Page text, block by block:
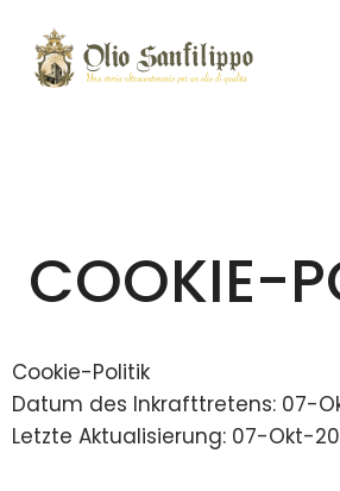
COOKIE-
Cookie-Politik
Datum des Inkrafttretens: 07-
Letzte Aktualisierung: 07-Okt-